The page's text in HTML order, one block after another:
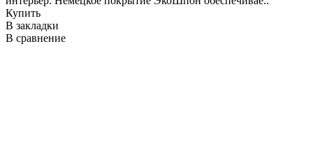
Купить
В закладки
В сравнение